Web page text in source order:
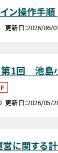
ン操作手順
更新日 2026/06/
1回 池島
更新日 2026/05/
に関する